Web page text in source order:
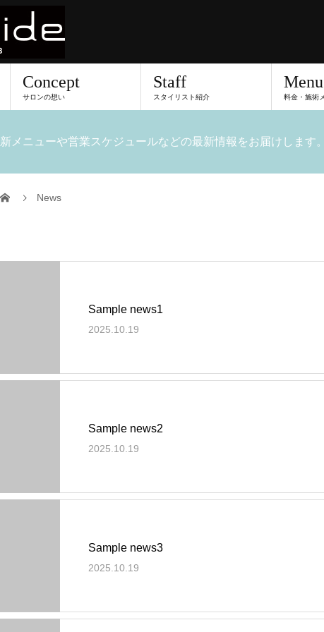
Concept
サロンの想い
Staff
スタイリスト紹介
Menu
料金・施術
新メニューや営業スケジュールなどの最新情報をお届けします
News
Sample news1
2025.10.19
Sample news2
2025.10.19
Sample news3
2025.10.19